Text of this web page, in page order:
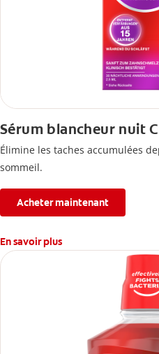
Sérum blancheur nuit
Élimine les taches accumulées
sommeil.
Acheter maintenant
En savoir plus